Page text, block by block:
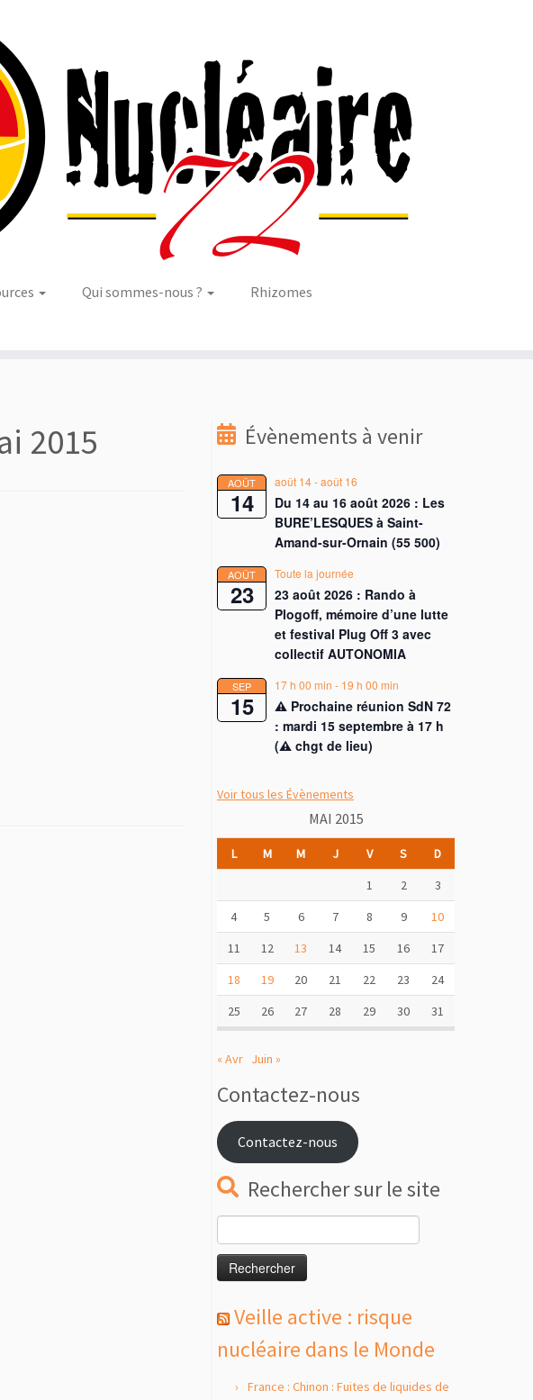
Qui sommes-nous ?
Rhizomes
2015 Évènements à venir
AOÛT
14
août 14-août 16
Du 14 au 16 août 2026 : Les
BURE’LESQUES à Saint-
Amand-sur-Ornain (55 500)
AOÛT
23
Toute la journée
23 août 2026 : Rando à
Plogoff, mémoire d’une lutte
et festival Plug Off 3 avec
collectif AUTONOMIA
SEP
15
17 h 00 min - 19 h 00 min
⚠︎ Prochaine réunion SdN 72
: mardi 15 septembre à 17 h
(⚠︎ chgt de lieu)
Voir tous les Évènements
MAI 2015
L M M J V S
D
1
2
3
4
5 6 7 8 9
10
11
12 13 14 15 16
17
18
19 20 21 22 23
24
25
26 27 28 29 30 31
« Avr Juin »
Contactez-nous
Contactez-nous
Rechercher sur le site
Veille active : risque
nucléaire dans le Monde
France : Chinon : Fuites de liquides de